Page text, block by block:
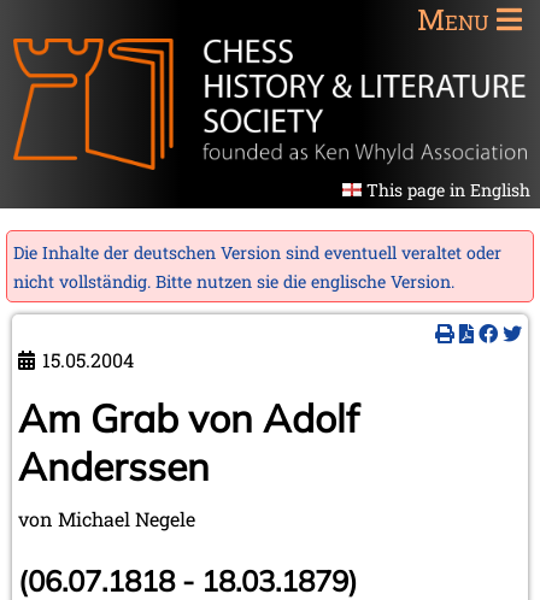
Menu
This page in English
Die Inhalte der deutschen Version sind eventuell veraltet oder
nicht vollständig. Bitte nutzen sie die englische Version.
15.05.2004
Am Grab von Adolf
Anderssen
von Michael Negele
(06.07.1818 - 18.03.1879)